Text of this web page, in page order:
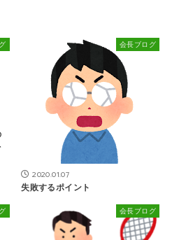
会長ブログ
2020.01.07
失敗するポイント
会長ブログ